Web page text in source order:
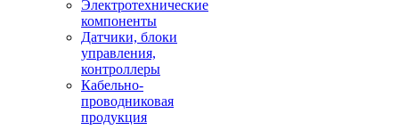
Электротехнические
компоненты
Датчики, блоки
управления,
контроллеры
Кабельно-
проводниковая
продукция